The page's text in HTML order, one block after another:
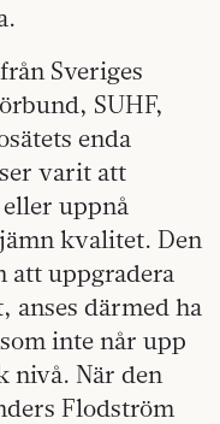
Sveriges
SUHF,
enda
varit att
uppnå
kvalitet. Den
att uppgradera
anses därmed ha
inte når upp
nivå. När den
Flodström